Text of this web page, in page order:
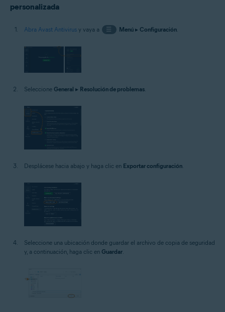
Microsoft Windows 8/Pro/Enterprise - 32 o 64 bits
Convenient Rollup Update, 32 o 64 bits
personalizada
Abra Avast Antivirus y vaya a ☰ Menú▸ Configuración.
Seleccione General ▸ Resolución de problemas
Desplácese hacia abajo y haga clic en Exportar configuración
Seleccione una ubicación donde guardar el archivo de copia de seguridad
y, a continuación, haga clic en Guardar